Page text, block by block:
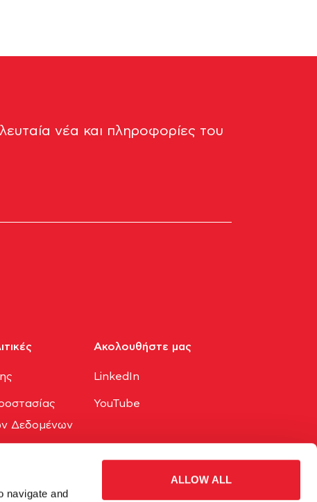
navigate and
ALLOW ALL
νέα και πληροφορίες του
Δεδομένων
Ακολουθήστε μας​
LinkedIn
YouTube